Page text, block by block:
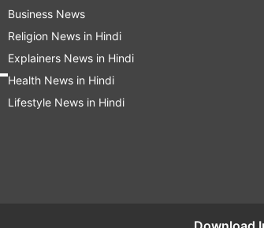
Business News
Religion News in Hindi
Explainers News in Hindi
Health News in Hindi
Lifestyle News in Hindi